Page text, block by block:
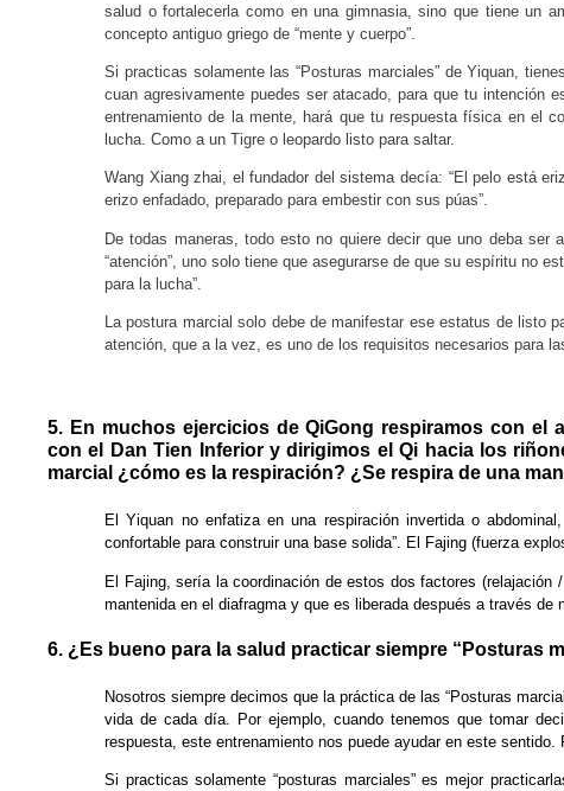
salud o fortalecerla como en una gimnasia, sino que tiene un
concepto antiguo griego de “mente y cuerpo”.
Si practicas solamente las “Posturas marciales” de Yiquan,
cuan agresivamente puedes ser atacado, para que tu intención
entrenamiento de la mente, hará que tu respuesta física en el
lucha. Como a un Tigre o leopardo listo para saltar.
Wang Xiang zhai, el fundador del sistema decía: “El pelo está
erizo enfadado, preparado para embestir con sus púas”.
De todas maneras, todo esto no quiere decir que uno deba ser
“atención”, uno solo tiene que asegurarse de que su espíritu no
para la lucha”.
La postura marcial solo debe de manifestar ese estatus de listo
atención, que a la vez, es uno de los requisitos necesarios para
5. En muchos ejercicios de QiGong respiramos con el
con el Dan Tien Inferior y dirigimos el Qi hacia los
marcial ¿cómo es la respiración? ¿Se respira de una
El Yiquan no enfatiza en una respiración invertida o
confortable para construir una base solida”. El Fajing (fuerza
El Fajing, sería la coordinación de estos dos factores
mantenida en el diafragma y que es liberada después a través de
6. ¿Es bueno para la salud practicar siempre “Posturas
Nosotros siempre decimos que la práctica de las “Posturas
vida de cada día. Por ejemplo, cuando tenemos que tomar
respuesta, este entrenamiento nos puede ayudar en este sentido.
Si practicas solamente “posturas marciales” es mejor